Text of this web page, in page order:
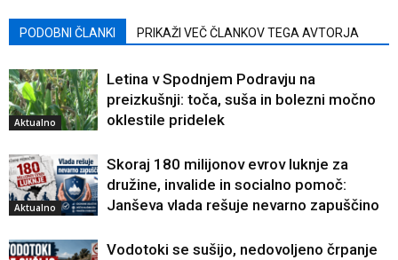
PODOBNI ČLANKI PRIKAŽI VEČ ČLANKOV TEGA AVTORJA
Aktualno
Letina v Spodnjem Podravju na
preizkušnji: toča, suša in bolezni močno
oklestile pridelek
Aktualno
Skoraj 180 milijonov evrov luknje za
družine, invalide in socialno pomoč:
Janševa vlada rešuje nevarno zapuščino
Vodotoki se sušijo, nedovoljeno črpanje